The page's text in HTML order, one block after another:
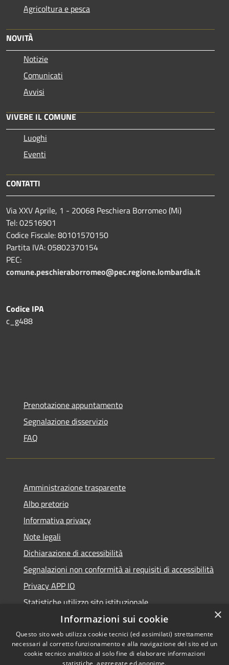
Agricoltura e pesca
NOVITÀ
Notizie
Comunicati
Avvisi
VIVERE IL COMUNE
Luoghi
Eventi
CONTATTI
Via XXV Aprile, 1 - 20068 Peschiera Borromeo (Mi)
Tel: 02516901
Codice Fiscale: 80101570150
Partita IVA: 05802370154
PEC:
comune.peschieraborromeo@pec.regione.lombardia.it
Codice IPA
c_g488
Prenotazione appuntamento
Segnalazione disservizio
FAQ
Amministrazione trasparente
Albo pretorio
Informativa privacy
Note legali
Dichiarazione di accessibilità
Segnalazioni non conformità ai requisiti di accessibilità
Privacy APP IO
Statistiche utilizzo sito istituzionale
Qualità dei Servizi Comunali
×
Informazioni sui cookie
Questo sito web utilizza cookie tecnici (ed assimilati) strettamente
necessari al corretto funzionamento e alla navigazione del sito ed un
cookie tecnico analitico al solo fine di elaborare informazioni
statistiche, aggregate ed anonime.